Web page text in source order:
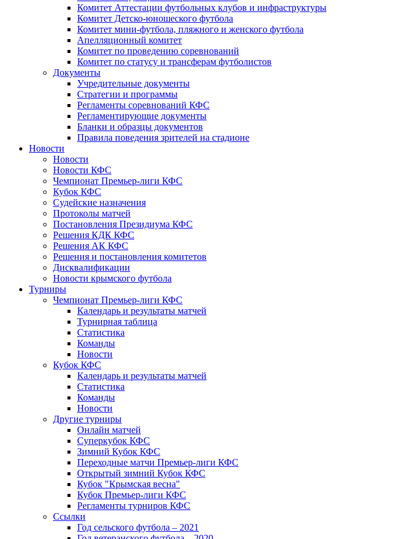
Комитет Аттестации футбольных клубов и инфраструктуры
Комитет Детско-юношеского футбола
Комитет мини-футбола, пляжного и женского футбола
Апелляционный комитет
Комитет по проведению соревнований
Комитет по статусу и трансферам футболистов
Документы
Учредительные документы
Стратегии и программы
Регламенты соревнований КФС
Регламентирующие документы
Бланки и образцы документов
Правила поведения зрителей на стадионе
Новости
Новости
Новости КФС
Чемпионат Премьер-лиги КФС
Кубок КФС
Судейские назначения
Протоколы матчей
Постановления Президиума КФС
Решения КДК КФС
Решения АК КФС
Решения и постановления комитетов
Дисквалификации
Новости крымского футбола
Турниры
Чемпионат Премьер-лиги КФС
Календарь и результаты матчей
Турнирная таблица
Статистика
Команды
Новости
Кубок КФС
Календарь и результаты матчей
Статистика
Команды
Новости
Другие турниры
Онлайн матчей
Суперкубок КФС
Зимний Кубок КФС
Переходные матчи Премьер-лиги КФС
Открытый зимний Кубок КФС
Кубок "Крымская весна"
Кубок Премьер-лиги КФС
Регламенты турниров КФС
Ссылки
Год сельского футбола – 2021